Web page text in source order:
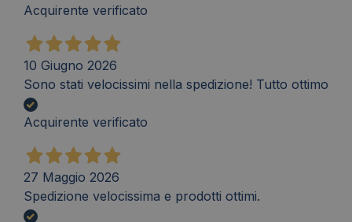
Acquirente verificato
10 Giugno 2026
Sono stati velocissimi nella spedizione! Tutto ottimo
Acquirente verificato
27 Maggio 2026
Spedizione velocissima e prodotti ottimi.